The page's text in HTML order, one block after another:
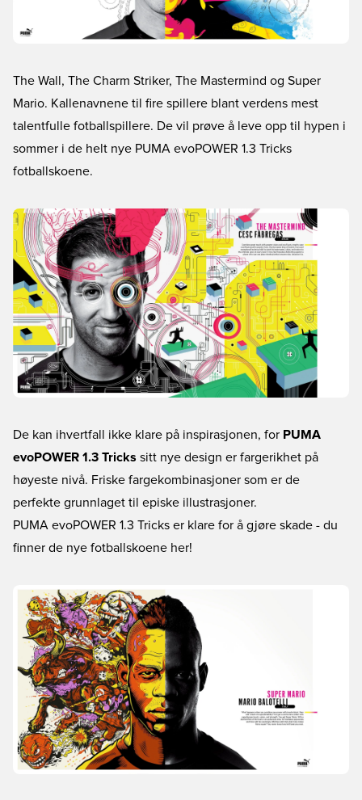
The Wall, The Charm Striker, The Mastermind og Super
Mario. Kallenavnene til fire spillere blant verdens mest
talentfulle fotballspillere. De vil prøve å leve opp til hypen i
sommer i de helt nye PUMA evoPOWER 1.3 Tricks
fotballskoene.
De kan ihvertfall ikke klare på inspirasjonen, for PUMA
evoPOWER 1.3 Tricks sitt nye design er fargerikhet på
høyeste nivå. Friske fargekombinasjoner som er de
perfekte grunnlaget til episke illustrasjoner.
PUMA evoPOWER 1.3 Tricks er klare for å gjøre skade - du
finner de nye fotballskoene her!